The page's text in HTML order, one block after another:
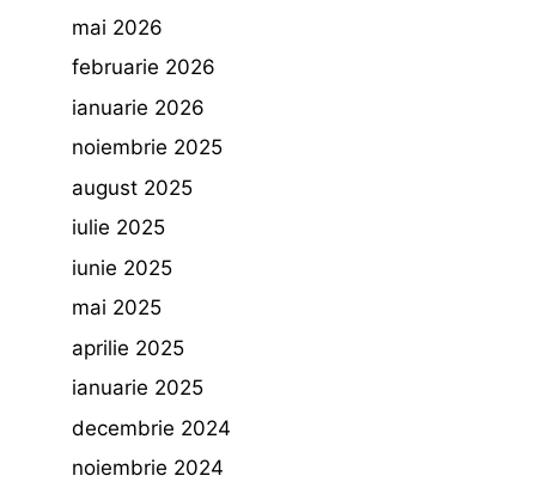
mai 2026
februarie 2026
ianuarie 2026
noiembrie 2025
august 2025
iulie 2025
iunie 2025
mai 2025
aprilie 2025
ianuarie 2025
decembrie 2024
noiembrie 2024